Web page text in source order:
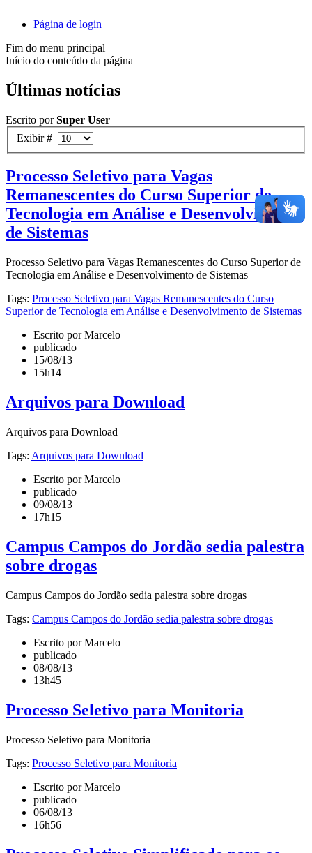
Página de login
Fim do menu principal
Início do conteúdo da página
Últimas notícias
Escrito porSuper User
Exibir #
Processo Seletivo para Vagas
Remanescentes do Curso Superior de
Tecnologia em Análise e Desenvolvimento
de Sistemas
Processo Seletivo para Vagas Remanescentes do Curso Superior de
Tecnologia em Análise e Desenvolvimento de Sistemas
Tags: Processo Seletivo para Vagas Remanescentes do Curso
Superior de Tecnologia em Análise e Desenvolvimento de Sistemas
Escrito por Marcelo
publicado
15/08/13
15h14
Arquivos para Download
Arquivos para Download
Tags: Arquivos para Download
Escrito por Marcelo
publicado
09/08/13
17h15
Campus Campos do Jordão sedia palestra
sobre drogas
Campus Campos do Jordão sedia palestra sobre drogas
Tags: Campus Campos do Jordão sedia palestra sobre drogas
Escrito por Marcelo
publicado
08/08/13
13h45
Processo Seletivo para Monitoria
Processo Seletivo para Monitoria
Tags: Processo Seletivo para Monitoria
Escrito por Marcelo
publicado
06/08/13
16h56